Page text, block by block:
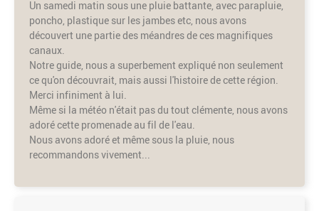
Un samedi matin sous une pluie battante, avec parapluie,
poncho, plastique sur les jambes etc, nous avons
découvert une partie des méandres de ces magnifiques
canaux.
Notre guide, nous a superbement expliqué non seulement
ce qu'on découvrait, mais aussi l'histoire de cette région.
Merci infiniment à lui.
Même si la météo n'était pas du tout clémente, nous avons
adoré cette promenade au fil de l'eau.
Nous avons adoré et même sous la pluie, nous
recommandons vivement...